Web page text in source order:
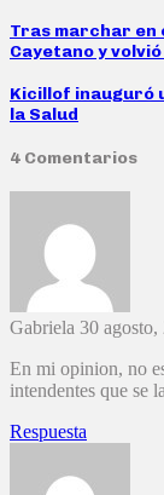
Tras marchar en
Cayetano y
Kicillof inauguró
la Salud
4 Comentarios
Gabriela 30 agosto,
En mi opinion, no
intendentes que se
Respuesta